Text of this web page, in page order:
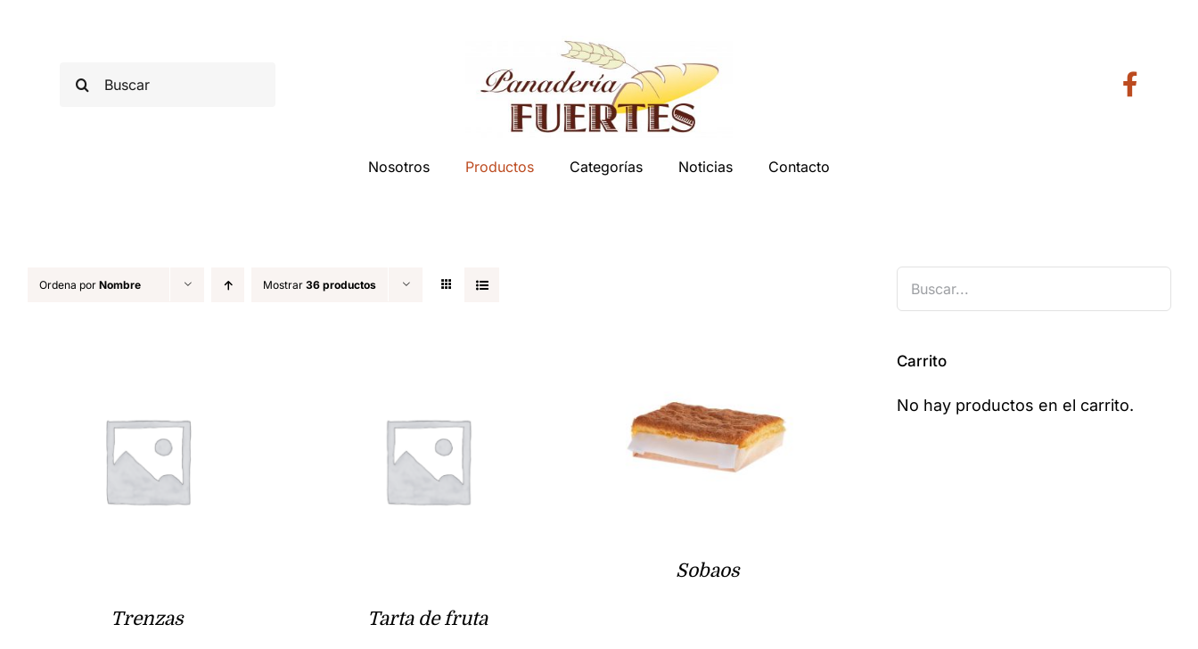
Buscar:
Nosotros Productos Categorías Noticias Contacto
Ordena por Nombre Mostrar 36 productos
Trenzas Tarta de fruta
Sobaos
Carrito
No hay productos en el carrito.